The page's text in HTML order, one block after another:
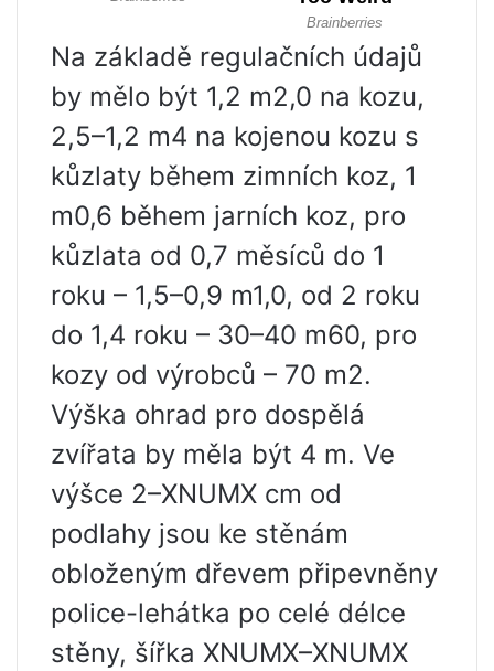
Na základě regulačních údajů
by mělo být 1,2 m2,0 na kozu,
2,5–1,2 m4 na kojenou kozu s
kůzlaty během zimních koz, 1
m0,6 během jarních koz, pro
kůzlata od 0,7 měsíců do 1
roku – 1,5–0,9 m1,0, od 2 roku
do 1,4 roku – 30–40 m60, pro
kozy od výrobců – 70 m2.
Výška ohrad pro dospělá
zvířata by měla být 4 m. Ve
výšce 2–XNUMX cm od
podlahy jsou ke stěnám
obloženým dřevem připevněny
police-lehátka po celé délce
stěny, šířka XNUMX–XNUMX